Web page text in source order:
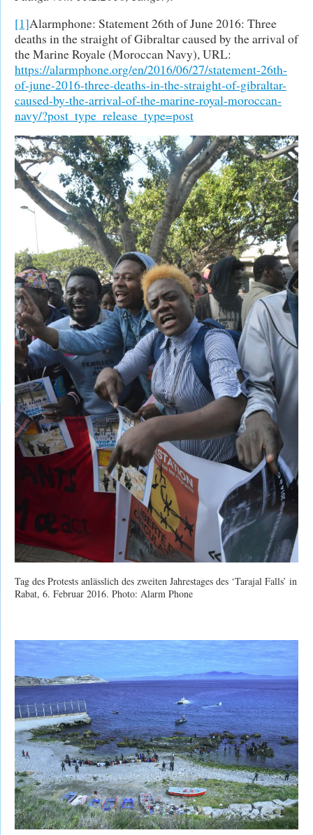
[1]Alarmphone: Statement 26th of June 2016: Three
deaths in the straight of Gibraltar caused by the arrival of
the Marine Royale (Moroccan Navy), URL:
https://alarmphone.org/en/2016/06/27/statement-26th-
of-june-2016-three-deaths-in-the-straight-of-gibraltar-
caused-by-the-arrival-of-the-marine-royal-moroccan-
navy/?post_type_release_type=post
Tag des Protests anlässlich des zweiten Jahrestages des ‘Tarajal Falls’ in
Rabat, 6. Februar 2016. Photo: Alarm Phone